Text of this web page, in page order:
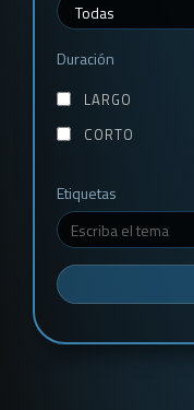
Duración
LARGO
CORTO
Etiquetas